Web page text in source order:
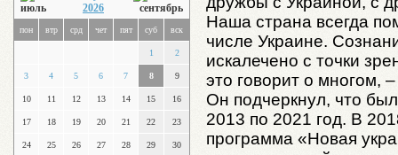
2026
пон втр срд чет пят суб вск
1 2
3 4 5 6 7 8 9
10 11 12 13 14 15 16
17 18 19 20 21 22 23
24 25 26 27 28 29 30
Наша страна всегда
числе Украине.
искалечено с точки
это говорит о многом,
Он подчеркнул, что
2013 по 2021 год. В
программа «Новая